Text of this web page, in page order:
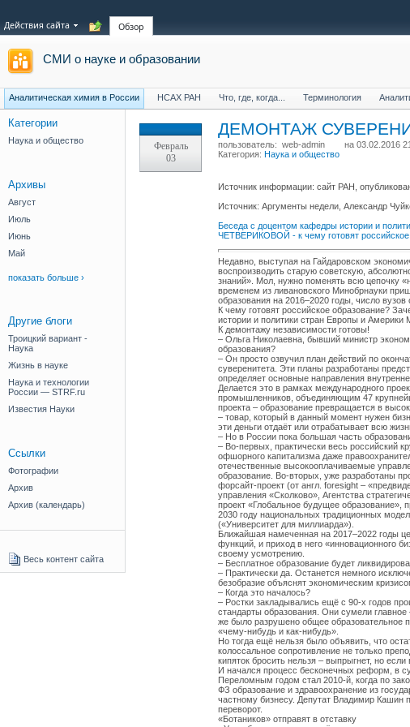
Действия сайта Обзор
СМИ о науке и образовании
Аналитическая химия в России НСАХ РАН Что, где, когда... Терминология
Категории
Наука и общество
Архивы
Август
Июль
Июнь
Май
показать больше ›
Другие блоги
Троицкий вариант -
Наука
Жизнь в науке
Наука и технологии
России — STRF.ru
Известия Науки
Ссылки
Фотографии
Архив
Архив (календарь)
Весь контент сайта
Февраль
03
ДЕМОНТАЖ
пользователь: web-admin
на 03.02.2016
Категория: Наука и общество
​Источник информации: сайт РАН,
Источник: Аргументы недели, Александр
Беседа с доцентом кафедры истории и
ЧЕТВЕРИКОВОЙ - к чему готовят
Недавно, выступая на Гайдаровском
воспроизводить старую советскую,
знаний». Мол, нужно поменять всю цепочку
временем из ливановского Минобрнауки
образования на 2016–2020 годы, число
К чему готовят российское образование?
истории и политики стран Европы и
К демонтажу независимости готовы!
– Ольга Николаевна, бывший министр
образования?
– Он просто озвучил план действий по
суверенитета. Эти планы разработаны
определяет основные направления
Делается это в рамках международного
промышленников, объединяющим 47
проекта – образование превращается в
– товар, который в данный момент нужен
эти деньги отдаёт или отрабатывает всю
– Но в России пока большая часть
– Во-первых, практически весь российский
офшорного капитализма даже
отечественные высокооплачиваемые
образование. Во-вторых, уже разработаны
форсайт-проект (от англ. foresight –
управления «Сколково», Агентства
проект «Глобальное будущее образование»,
2030 году национальных традиционных
(«Университет для миллиарда»).
Ближайшая намеченная на 2017–2022 годы
функций, и приход в него «инновационного
своему усмотрению.
– Бесплатное образование будет
– Практически да. Останется немного
безобразие объяснят экономическим
– Когда это началось?
– Ростки закладывались ещё с 90-х годов
стандарты образования. Они сумели
же было разрушено общее образовательное
«чему-нибудь и как-нибудь».
Но тогда ещё нельзя было объявить, что
колоссальное сопротивление не только
кипяток бросить нельзя – выпрыгнет, но
И начался процесс бесконечных реформ, в
Переломным годом стал 2010-й, когда по
ФЗ образование и здравоохранение из
частному бизнесу. Депутат Владимир Кашин
переворот.
«Ботаников» отправят в отставку